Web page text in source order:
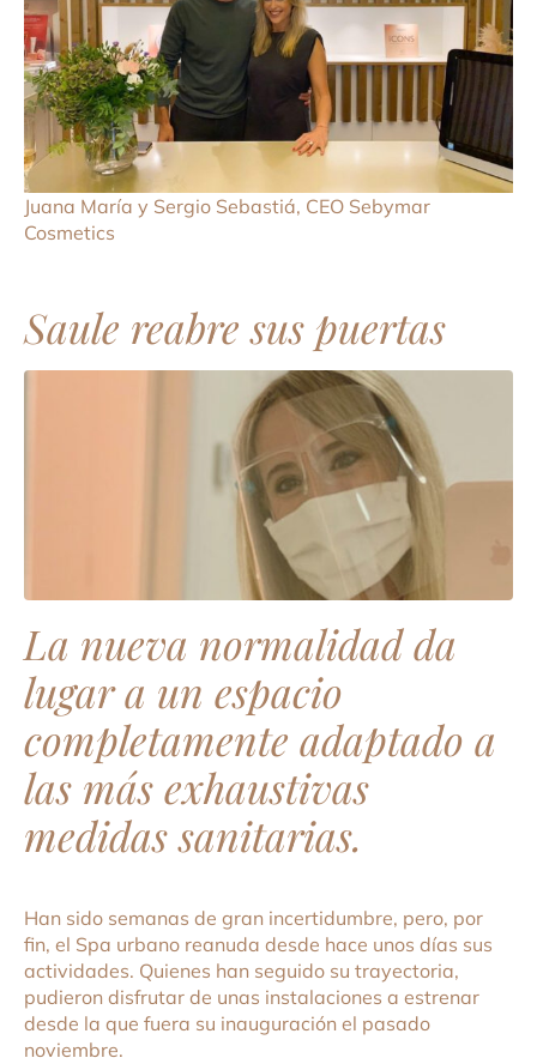
Juana María y Sergio Sebastiá, CEO Sebymar
Cosmetics
Saule reabre sus puertas
La nueva normalidad da
lugar a un espacio
completamente adaptado a
las más exhaustivas
medidas sanitarias.
Han sido semanas de gran incertidumbre, pero, por
fin, el Spa urbano reanuda desde hace unos días sus
actividades. Quienes han seguido su trayectoria,
pudieron disfrutar de unas instalaciones a estrenar
desde la que fuera su inauguración el pasado
noviembre.